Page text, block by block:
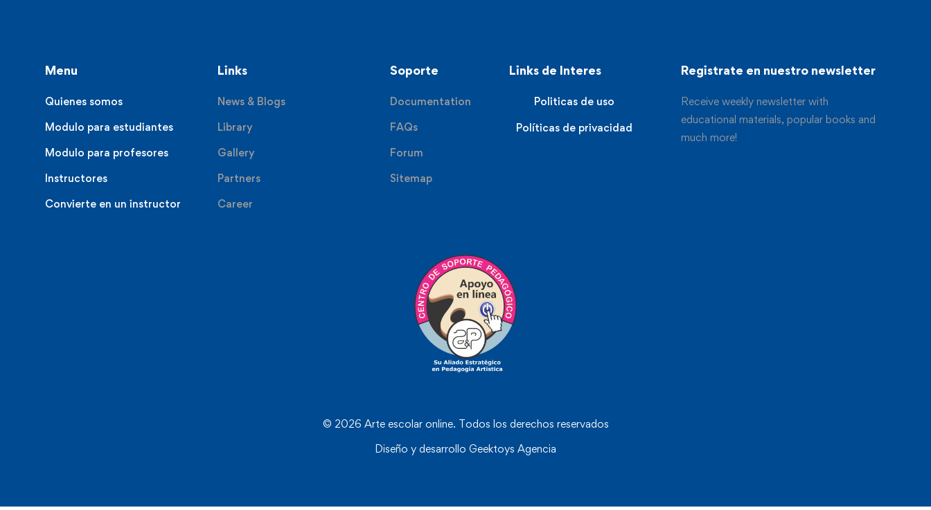
Menu
Quienes somos
Modulo para estudiantes
Modulo para profesores
Instructores
Convierte en un instructor
Links
News & Blogs
Library
Gallery
Partners
Career
Soporte
Documentation
FAQs
Forum
Sitemap
Links de Interes
Politicas de uso
Políticas de privacidad
Registrate en nuestro newsletter
Receive weekly newsletter with
educational materials, popular books and
much more!
© 2026 Arte escolar online. Todos los derechos reservados
Diseño y desarrollo Geektoys Agencia